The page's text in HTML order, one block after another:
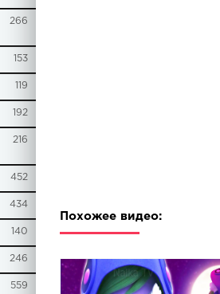
266
153
119
192
216
452
434
140
246
559
Похожее видео: